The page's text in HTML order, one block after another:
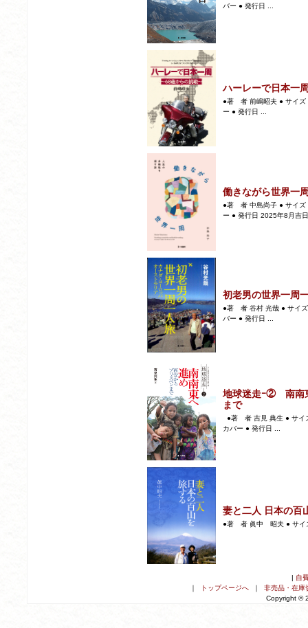
バー ● 発行日 ...
ハーレーで日本一
●著 者 前嶋昭夫 ● サイズ
ー ● 発行日 ...
働きながら世界一
●著 者 中島尚子 ● サイズ
ー ● 発行日 2025年8月吉
初老男の世界一周
●著 者 谷村 光哉 ● サイ
バー ● 発行日 ...
地球迷走ｰ② 南南
まで
●著 者 吉見 典生 ● サイ
カバー ● 発行日 ...
妻と二人 日本の百
●著 者 眞中 昭夫 ● サイ
自
トップページへ｜ 非売品・在庫
Copyright ©